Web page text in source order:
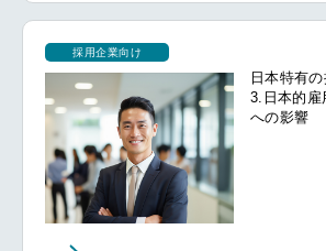
採用企業向け
日本特有
3.日本的雇
への影響